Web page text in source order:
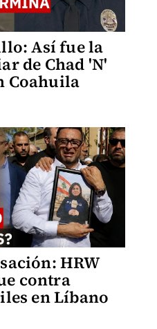
Así fue la
de Chad 'N'
Coahuila
HRW
contra
en Líbano